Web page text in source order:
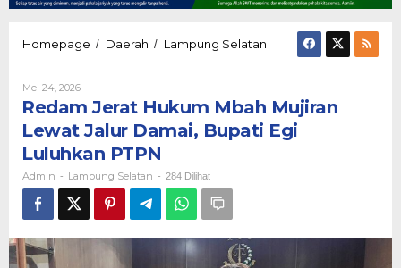
Homepage / Daerah / Lampung Selatan
Mujiran
Lewat
Jalur
Mei 24, 2026Oleh
Redam Jerat Hukum Mbah Mujiran
Lewat Jalur Damai, Bupati Egi
Luluhkan PTPN
Admin - Lampung Selatan - 284 Dilihat